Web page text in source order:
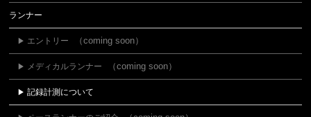
ランナー
エントリー
メディカルランナー
記録計測について